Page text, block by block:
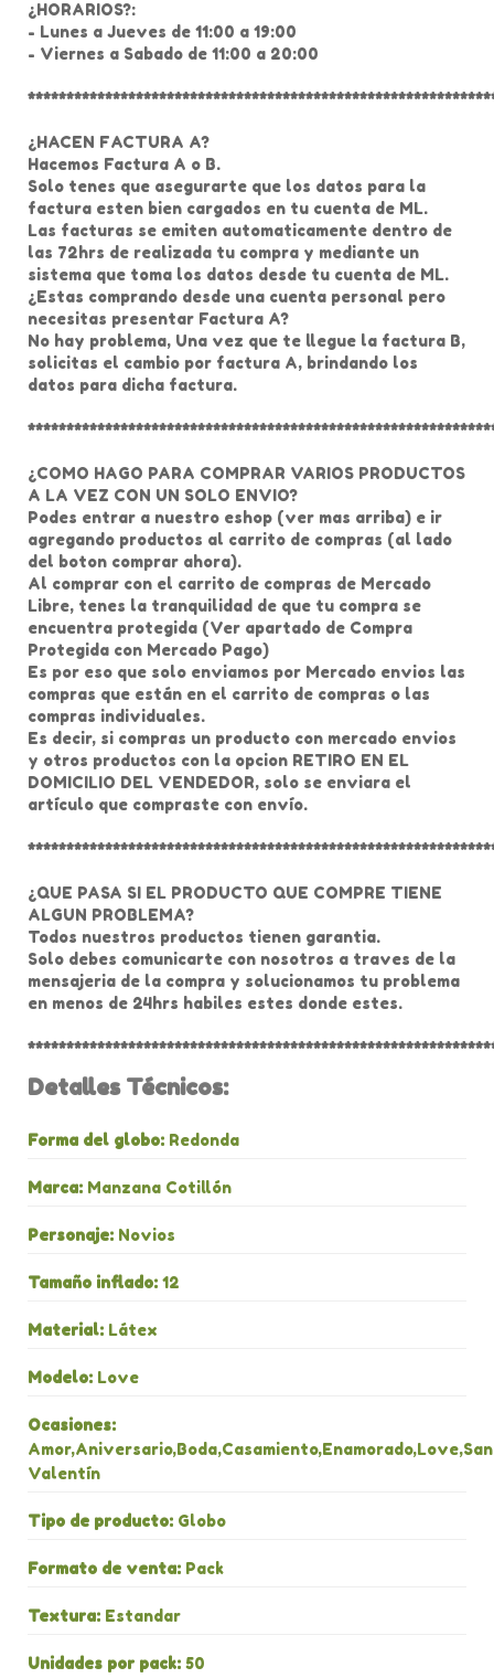
¿HORARIOS?:
- Lunes a Jueves de 11:00 a 19:00
- Viernes a Sabado de 11:00 a 20:00
¿HACEN FACTURA A?
Hacemos Factura A o B.
Solo tenes que asegurarte que los datos para la
factura esten bien cargados en tu cuenta de ML.
Las facturas se emiten automaticamente dentro de
las 72hrs de realizada tu compra y mediante un
sistema que toma los datos desde tu cuenta de ML.
¿Estas comprando desde una cuenta personal pero
necesitas presentar Factura A?
No hay problema, Una vez que te llegue la factura B,
solicitas el cambio por factura A, brindando los
datos para dicha factura.
¿COMO HAGO PARA COMPRAR VARIOS PRODUCTOS
A LA VEZ CON UN SOLO ENVIO?
Podes entrar a nuestro eshop (ver mas arriba) e ir
agregando productos al carrito de compras (al lado
del boton comprar ahora).
Al comprar con el carrito de compras de Mercado
Libre, tenes la tranquilidad de que tu compra se
encuentra protegida (Ver apartado de Compra
Protegida con Mercado Pago)
Es por eso que solo enviamos por Mercado envios las
compras que están en el carrito de compras o las
compras individuales.
Es decir, si compras un producto con mercado envios
y otros productos con la opcion RETIRO EN EL
DOMICILIO DEL VENDEDOR, solo se enviara el
artículo que compraste con envío.
¿QUE PASA SI EL PRODUCTO QUE COMPRE TIENE
ALGUN PROBLEMA?
Todos nuestros productos tienen garantia.
Solo debes comunicarte con nosotros a traves de la
mensajeria de la compra y solucionamos tu problema
en menos de 24hrs habiles estes donde estes.
Detalles Técnicos:
Forma del globo: Redonda
Marca: Manzana Cotillón
Personaje: Novios
Tamaño inflado: 12
Material: Látex
Modelo: Love
Ocasiones:
Amor,Aniversario,Boda,Casamiento,Enamorado,Love,San
Valentín
Tipo de producto: Globo
Formato de venta: Pack
Textura: Estandar
Unidades por pack: 50